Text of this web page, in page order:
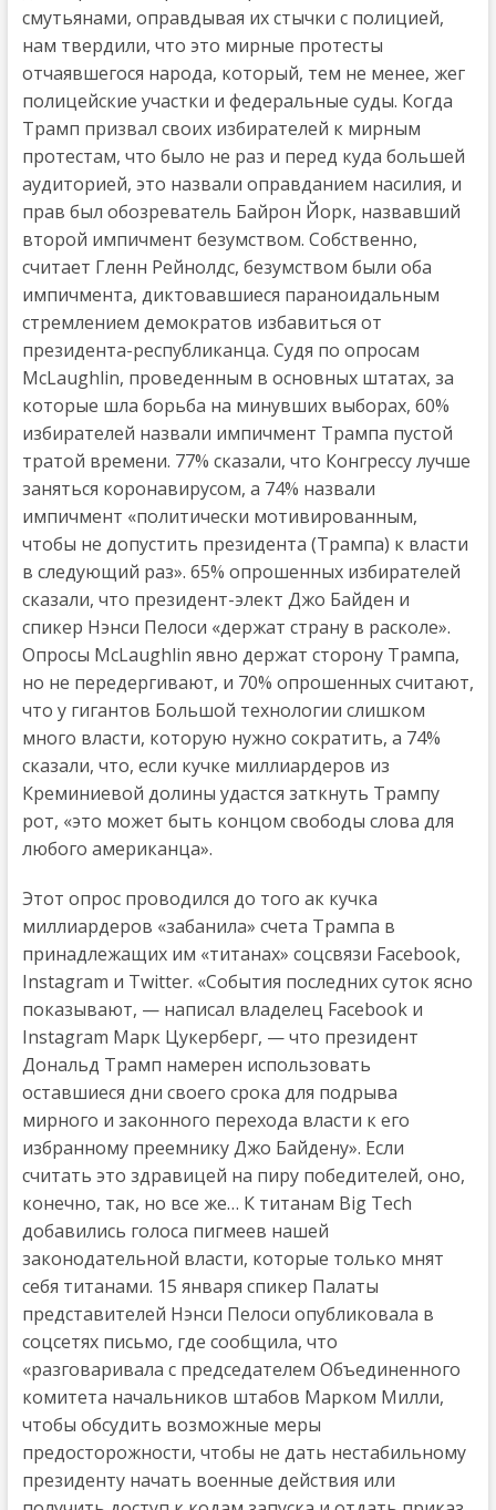
смутьянами, оправдывая их стычки с полицией,
нам твердили, что это мирные протесты
отчаявшегося народа, который, тем не менее, жег
полицейские участки и федеральные суды. Когда
Трамп призвал своих избирателей к мирным
протестам, что было не раз и перед куда большей
аудиторией, это назвали оправданием насилия, и
прав был обозреватель Байрон Йорк, назвавший
второй импичмент безумством. Собственно,
считает Гленн Рейнолдс, безумством были оба
импичмента, диктовавшиеся параноидальным
стремлением демократов избавиться от
президента-республиканца. Судя по опросам
McLaughlin, проведенным в основных штатах, за
которые шла борьба на минувших выборах, 60%
избирателей назвали импичмент Трампа пустой
тратой времени. 77% сказали, что Конгрессу лучше
заняться коронавирусом, а 74% назвали
импичмент «политически мотивированным,
чтобы не допустить президента (Трампа) к власти
в следующий раз». 65% опрошенных избирателей
сказали, что президент-элект Джо Байден и
спикер Нэнси Пелоси «держат страну в расколе».
Опросы McLaughlin явно держат сторону Трампа,
но не передергивают, и 70% опрошенных считают,
что у гигантов Большой технологии слишком
много власти, которую нужно сократить, а 74%
сказали, что, если кучке миллиардеров из
Креминиевой долины удастся заткнуть Трампу
рот, «это может быть концом свободы слова для
любого американца».
Этот опрос проводился до того ак кучка
миллиардеров «забанила» счета Трампа в
принадлежащих им «титанах» соцсвязи Facebook,
Instagram и Twitter. «События последних суток ясно
показывают, — написал владелец Facebook и
Instagram Марк Цукерберг, — что президент
Дональд Трамп намерен использовать
оставшиеся дни своего срока для подрыва
мирного и законного перехода власти к его
избранному преемнику Джо Байдену». Если
считать это здравицей на пиру победителей, оно,
конечно, так, но все же… К титанам Big Tech
добавились голоса пигмеев нашей
законодательной власти, которые только мнят
себя титанами. 15 января спикер Палаты
представителей Нэнси Пелоси опубликовала в
соцсетях письмо, где сообщила, что
«разговаривала с председателем Объединенного
комитета начальников штабов Марком Милли,
чтобы обсудить возможные меры
предосторожности, чтобы не дать нестабильному
президенту начать военные действия или